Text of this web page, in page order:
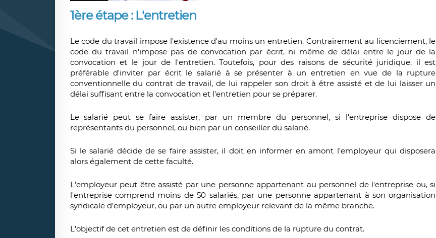
1ère étape : L'entretien
Le code du travail impose l'existence d'au moins un entretien. Contrairement au licenciement, le
code du travail n'impose pas de convocation par écrit, ni même de délai entre le jour de la
convocation et le jour de l'entretien. Toutefois, pour des raisons de sécurité juridique, il est
préférable d'inviter par écrit le salarié à se présenter à un entretien en vue de la rupture
conventionnelle du contrat de travail, de lui rappeler son droit à être assisté et de lui laisser un
délai suffisant entre la convocation et l'entretien pour se préparer.
Le salarié peut se faire assister, par un membre du personnel, si l'entreprise dispose de
représentants du personnel, ou bien par un conseiller du salarié.
Si le salarié décide de se faire assister, il doit en informer en amont l'employeur qui disposera
alors également de cette faculté.
L'employeur peut être assisté par une personne appartenant au personnel de l'entreprise ou, si
l'entreprise comprend moins de 50 salariés, par une personne appartenant à son organisation
syndicale d'employeur, ou par un autre employeur relevant de la même branche.
L'objectif de cet entretien est de définir les conditions de la rupture du contrat.